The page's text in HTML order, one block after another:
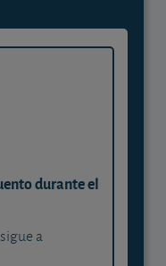
durante el
a